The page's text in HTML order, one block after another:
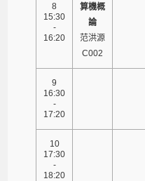
8
15:30
-
16:20
算機概
論
范洪源
C002
9
16:30
-
17:20
10
17:30
-
18:20